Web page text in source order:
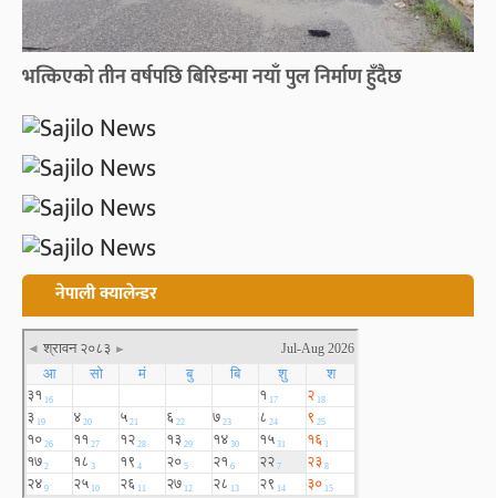
भत्किएको तीन वर्षपछि बिरिङमा नयाँ पुल निर्माण हुँदैछ
नेपाली क्यालेन्डर